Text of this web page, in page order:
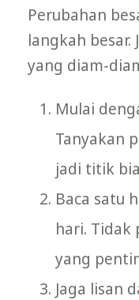
Perubahan
langkah besar.
yang diam-
Mulai
Tanyakan
jadi titik
Baca satu
hari. Tidak
yang
Jaga lisan